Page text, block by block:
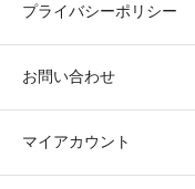
プライバシーポリシー
お問い合わせ
マイアカウント